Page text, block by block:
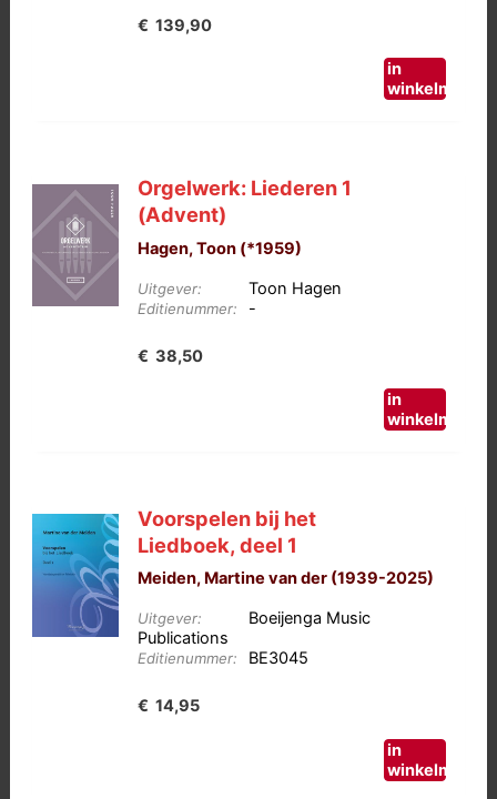
€ 139,90
in
winkelmand
Orgelwerk: Liederen 1
(Advent)
Hagen, Toon (*1959)
Uitgever: Toon Hagen
Editienummer: -
€ 38,50
in
winkelmand
Voorspelen bij het
Liedboek, deel 1
Meiden, Martine van der (1939-2025)
Uitgever:
Boeijenga Music
Publications
Editienummer: BE3045
€ 14,95
in
winkelmand